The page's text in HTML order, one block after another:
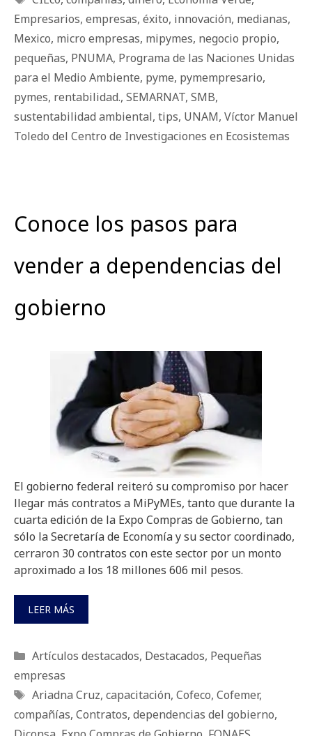
Empresarios, empresas, éxito, innovación, medianas,
Mexico, micro empresas, mipymes, negocio propio,
pequeñas, PNUMA, Programa de las Naciones Unidas
para el Medio Ambiente, pyme, pymempresario,
pymes, rentabilidad., SEMARNAT, SMB,
sustentabilidad ambiental, tips, UNAM, Víctor Manuel
Toledo del Centro de Investigaciones en Ecosistemas
Conoce los pasos para
vender a dependencias del
gobierno
El gobierno federal reiteró su compromiso por hacer
llegar más contratos a MiPyMEs, tanto que durante la
cuarta edición de la Expo Compras de Gobierno, tan
sólo la Secretaría de Economía y su sector coordinado,
cerraron 30 contratos con este sector por un monto
aproximado a los 18 millones 606 mil pesos.
LEER MÁS
Categorías
Artículos destacados, Destacados, Pequeñas
empresas
Etiquetas
Ariadna Cruz, capacitación, Cofeco, Cofemer,
compañías, Contratos, dependencias del gobierno,